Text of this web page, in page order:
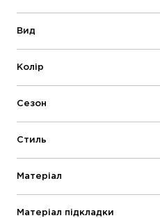
Вид
Колір
Сезон
Стиль
Матеріал
Матеріал підкладки